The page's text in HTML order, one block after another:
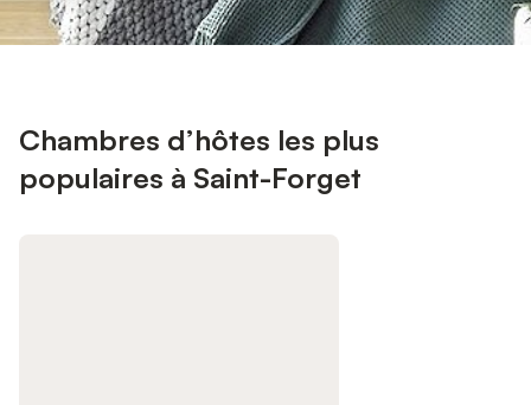
Chambres d’hôtes les plus
populaires à Saint-Forget